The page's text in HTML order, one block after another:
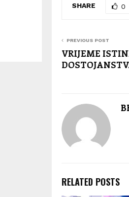
SHARE 0
PREVIOUS POST
VRIJEME
RELATED POSTS